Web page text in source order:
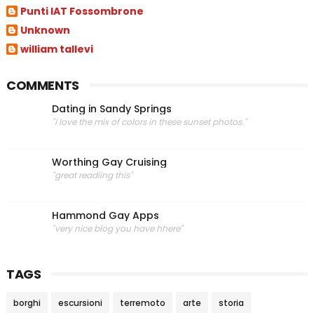
Punti IAT Fossombrone
Unknown
william tallevi
COMMENTS
Dating in Sandy Springs
"i love the mix of colors in these sunset photos."
Worthing Gay Cruising
"great readiing this"
Hammond Gay Apps
"very nice blog you have hhere"
TAGS
borghi escursioni terremoto arte storia